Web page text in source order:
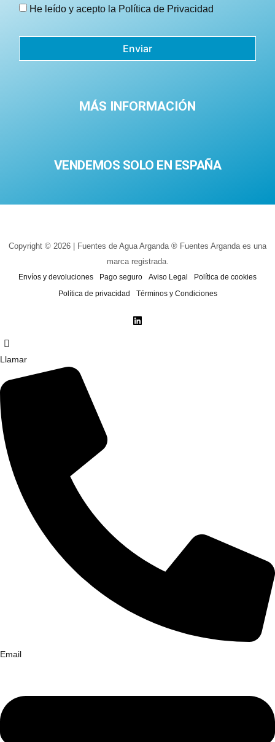
He leído y acepto la Política de Privacidad
Enviar
MÁS INFORMACIÓN
VENDEMOS SOLO EN ESPAÑA
Copyright © 2026 | Fuentes de Agua Arganda ® Fuentes Arganda es una
marca registrada.
Envíos y devoluciones Pago seguro Aviso Legal
Política de cookies
Política de privacidad
Términos y Condiciones
Llamar
Email